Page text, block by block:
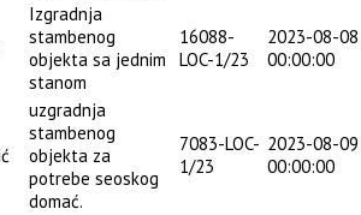
Izgradnja
stambenog
objekta sa jednim
stanom
16088-
LOC-1/23
2023-08-08
00:00:00
uzgradnja
stambenog
objekta za
potrebe seoskog
domać.
7083-LOC-
1/23
2023-08-09
00:00:00